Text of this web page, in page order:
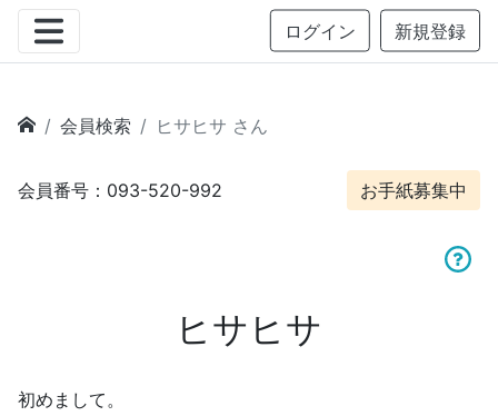
ログイン 新規登録
会員検索 ヒサヒサ さん
会員番号：093-520-992 お手紙募集中
ヒサヒサ
初めまして。